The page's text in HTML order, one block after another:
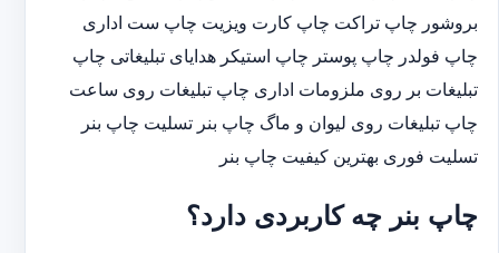
بروشور چاپ تراکت چاپ کارت ویزیت چاپ ست اداری
چاپ فولدر چاپ پوستر چاپ استیکر هدایای تبلیغاتی چاپ
تبلیغات بر روی ملزومات اداری چاپ تبلیغات روی ساعت
چاپ تبلیغات روی لیوان و ماگ چاپ بنر تسلیت چاپ بنر
تسلیت فوری بهترین کیفیت چاپ بنر
چاپ بنر چه کاربردی دارد؟